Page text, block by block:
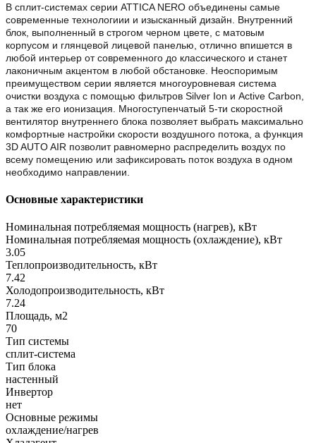
В сплит-системах серии ATTICA NERO объединены самые
современные технологиии и изысканный дизайн. Внутренний
блок, выполненный в строгом черном цвете, с матовым
корпусом и глянцевой лицевой панелью, отлично впишется в
любой интерьер от современного до классического и станет
лаконичным акцентом в любой обстановке. Неоспоримым
преимуществом серии является многоуровневая система
очистки воздуха с помощью фильтров Silver Ion и Active Carbon,
а так же его ионизация. Многоступенчатый 5-ти скоростной
вентилятор внутреннего блока позволяет выбрать максимально
комфортные настройки скорости воздушного потока, а функция
3D AUTO AIR позволит равномерно распределить воздух по
всему помещению или зафиксировать поток воздуха в одном
необходимо направлении.
Основные характеристики
Номинальная потребляемая мощность (нагрев), кВт
Номинальная потребляемая мощность (охлаждение), кВт
3.05
Теплопроизводительность, кВт
7.42
Холодопроизводительность, кВт
7.24
Площадь, м2
70
Тип системы
сплит-система
Тип блока
настенный
Инвертор
нет
Основные режимы
охлаждение/нагрев